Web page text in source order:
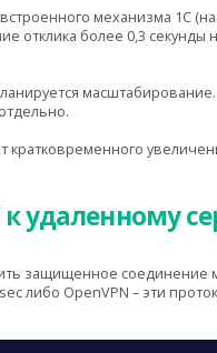
механизма 1С
отклика более 0,3 секунды
кратковременного
удаленному
защищенное
либо OpenVPN – эти